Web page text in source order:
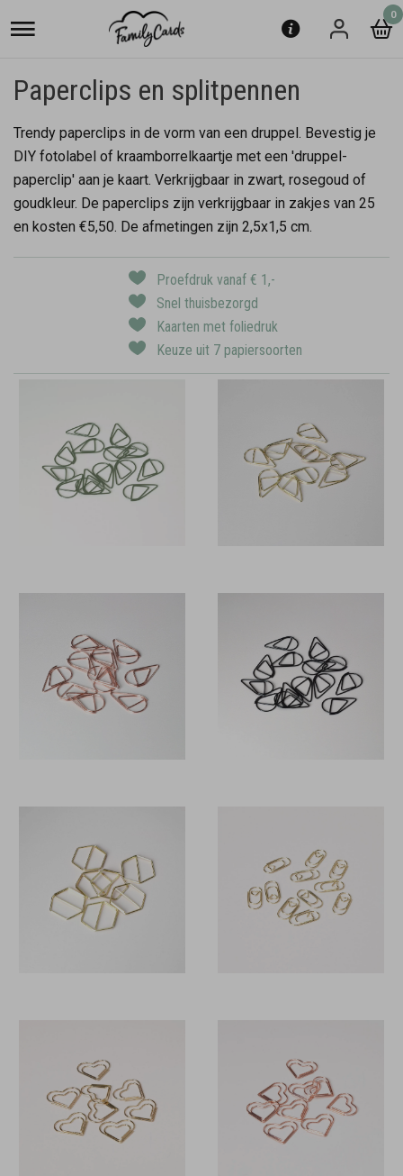
0
Paperclips en splitpennen
Trendy paperclips in de vorm van een druppel. Bevestig je
DIY fotolabel of kraamborrelkaartje met een 'druppel-
paperclip' aan je kaart. Verkrijgbaar in zwart, rosegoud of
goudkleur. De paperclips zijn verkrijgbaar in zakjes van 25
en kosten €5,50. De afmetingen zijn 2,5x1,5 cm.
Proefdruk vanaf € 1,-
Snel thuisbezorgd
Kaarten met foliedruk
Keuze uit 7 papiersoorten